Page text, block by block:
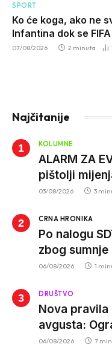
SPORT
Ko će koga, ako ne
Infantina dok se
07/08/2026 2 minuta
Najčitanije
KOLUMNE
ALARM ZA
pištolji
istrage
03/08/2026 3
CRNA HRONIKA
Po nalogu
zbog
za izvršenje
06/08/2026 1
DRUŠTVO
Nova pravila
avgusta:
trotinetima i
06/08/2026 7